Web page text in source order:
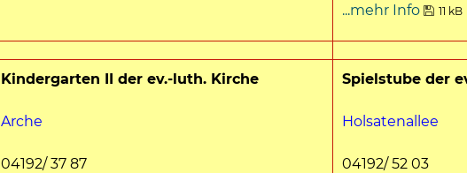
...mehr Info 11 kB
Kindergarten II der ev.-luth. Kirche
Arche
04192/ 37 87
Spielstube der
Holsatenallee
04192/ 52 03